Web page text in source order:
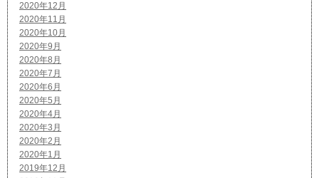
2020年12月
2020年11月
2020年10月
2020年9月
2020年8月
2020年7月
2020年6月
2020年5月
2020年4月
2020年3月
2020年2月
2020年1月
2019年12月